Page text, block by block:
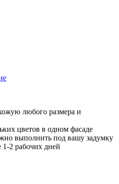
любого размера и
цветов в одном фасаде
выполнить под вашу задумку
1-2 рабочих дней